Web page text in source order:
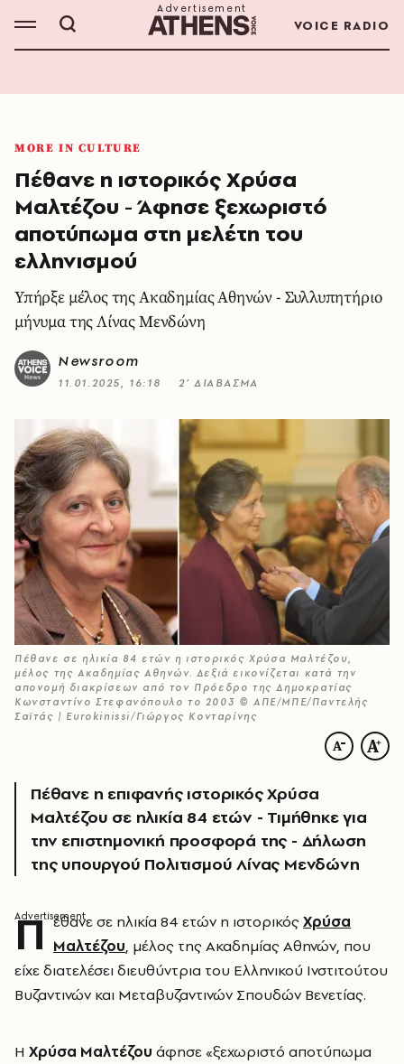
VOICE RADIO
MORE IN CULTURE
Πέθανε η ιστορικός Χρύσα
Μαλτέζου - Άφησε ξεχωριστό
αποτύπωμα στη μελέτη του
ελληνισμού
Υπήρξε μέλος της Ακαδημίας Αθηνών - Συλλυπητήριο
μήνυμα της Λίνας Μενδώνη
Newsroom
11.01.2025, 16:18 2’ ΔΙΑΒΑΣΜΑ
Πέθανε σε ηλικία 84 ετών η ιστορικός Χρύσα Μαλτέζου,
μέλος της Ακαδημίας Αθηνών. Δεξιά εικονίζεται κατά την
απονομή διακρίσεων από τον Πρόεδρο της Δημοκρατίας
Κωνσταντίνο Στεφανόπουλο το 2003 © ΑΠΕ/ΜΠΕ/Παντελής
Σαϊτάς | Eurokinissi/Γιώργος Κονταρίνης
Πέθανε η επιφανής ιστορικός Χρύσα
Μαλτέζου σε ηλικία 84 ετών - Τιμήθηκε για
την επιστημονική προσφορά της - Δήλωση
της υπουργού Πολιτισμού Λίνας Μενδώνη
Π έθανε σε ηλικία 84 ετών η ιστορικόςΧρύσα
Μαλτέζου, μέλος της Ακαδημίας Αθηνών, που
είχε διατελέσει διευθύντρια του Ελληνικού Ινστιτούτου
Βυζαντινών και Μεταβυζαντινών Σπουδών Βενετίας.
Η Χρύσα Μαλτέζου άφησε «ξεχωριστό αποτύπωμα